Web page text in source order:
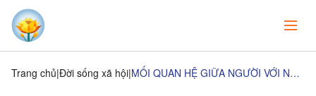
Trang chủ Đời sống xã hội MỐI QUAN HỆ GIỮA NGƯỜI VỚI NGƯỜI